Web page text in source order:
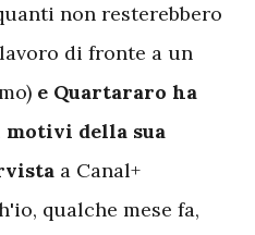
non resterebbero
di fronte a un
e Quartararo ha
della sua
a Canal+
qualche mese fa,